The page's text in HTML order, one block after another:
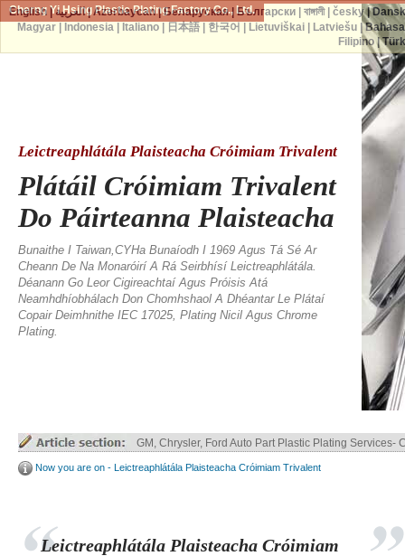
Cherng Yi Hsing Plastic Plating Factory Co., Ltd.
Leictreaphlátála Plaisteacha Cróimiam Trivalent
Plátáil Cróimiam Trivalent
Do Páirteanna Plaisteacha
Bunaithe I Taiwan,CYHa Bunaíodh I 1969 Agus Tá Sé Ar
Cheann De Na Monaróirí A Rá Seirbhísí Leictreaphlátála.
Déanann Go Leor Cigireachtaí Agus Próisis Atá
Neamhdhíobhálach Don Chomhshaol A Dhéantar Le Plátaí
Copair Deimhnithe IEC 17025, Plating Nicil Agus Chrome
Plating.
Truck Parts ABS / ABS+PC Plastic Plating
Now you are on - Leictreaphlátála Plaisteacha Cróimiam Trivalent
Leictreaphlátála Plaisteacha Cróimiam
English |العربية|Azərbaycan|Беларуская|Български |বাঙ্গালী|česky|
Magyar| Indonesia| Italiano| 日本語| 한국어 Lietuviškai| Latviešu|
Filipino|